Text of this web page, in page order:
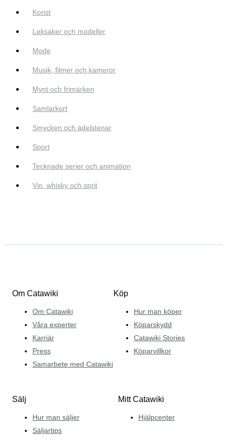
Konst
Leksaker och modeller
Mode
Musik, filmer och kameror
Mynt och frimärken
Samlarkort
Smycken och ädelstenar
Sport
Tecknade serier och animation
Vin, whisky och sprit
Om Catawiki
Om Catawiki
Våra experter
Karriär
Press
Samarbete med Catawiki
Köp
Hur man köper
Köparskydd
Catawiki Stories
Köparvillkor
Sälj
Hur man säljer
Säljartips
Mitt Catawiki
Hjälpcenter